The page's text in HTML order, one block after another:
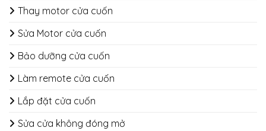
Thay motor cửa cuốn
Sửa Motor cửa cuốn
Bảo dưỡng cửa cuốn
​​​​​​​Làm remote cửa cuốn
Lắp đặt cửa cuốn
Sửa cửa không đóng mở